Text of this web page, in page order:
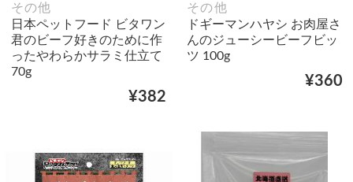
その他
日本ペットフード ビタワン
君のビーフ好きのために作
ったやわらかサラミ仕立て
70g
¥382
その他
ドギーマンハヤシ お肉屋さ
んのジューシービーフビッ
ツ 100g
¥360